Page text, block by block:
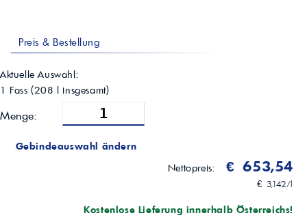
Zahnrad-, Flügelzellen-, Radial- und Axialkolbenpumpen; Systeme mit
Wassermengen unvermeidbar sind
Preis & Bestellung
Aktuelle Auswahl:
1 Fass (208 l insgesamt)
Menge:
Gebindeauswahl ändern
Nettopreis:
€ 653,54
€ 3,142/l
Kostenlose Lieferung innerhalb Österreichs!